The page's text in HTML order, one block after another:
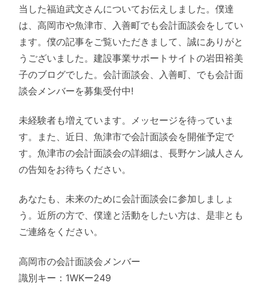
当した福迫武文さんについてお伝えしました。僕達
は、高岡市や魚津市、入善町でも会計面談会をしてい
ます。僕の記事をご覧いただきまして、誠にありがと
うございました。建設事業サポートサイトの岩田裕美
子のブログでした。会計面談会、入善町、でも会計面
談会メンバーを募集受付中!
未経験者も増えています。メッセージを待っていま
す。また、近日、魚津市で会計面談会を開催予定で
す。魚津市の会計面談会の詳細は、長野ケン誠人さん
の告知をお待ちください。
あなたも、未来のために会計面談会に参加しましょ
う。近所の方で、僕達と活動をしたい方は、是非とも
ご連絡をください。
高岡市の会計面談会メンバー
識別キー：1WKー249